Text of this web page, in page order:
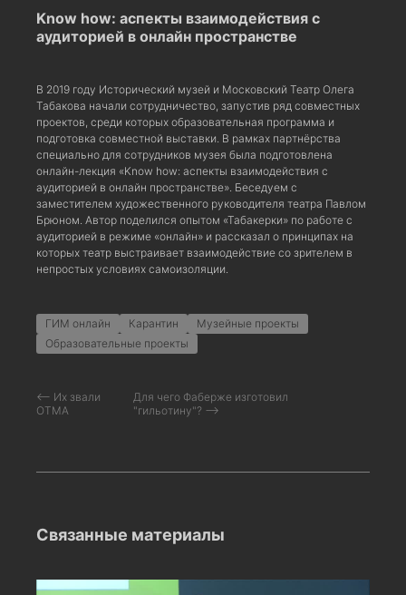
Know how: аспекты взаимодействия с
аудиторией в онлайн пространстве
В 2019 году Исторический музей и Московский Театр Олега
Табакова начали сотрудничество, запустив ряд совместных
проектов, среди которых образовательная программа и
подготовка совместной выставки. В рамках партнёрства
специально для сотрудников музея была подготовлена
онлайн-лекция «Know how: аспекты взаимодействия с
аудиторией в онлайн пространстве». Беседуем с
заместителем художественного руководителя театра Павлом
Брюном. Автор поделился опытом «Табакерки» по работе с
аудиторией в режиме «онлайн» и рассказал о принципах на
которых театр выстраивает взаимодействие со зрителем в
непростых условиях самоизоляции.
ГИМ онлайн Карантин
Музейные проекты
Образовательные проекты
⟵ Их звали
ОТМА
Для чего Фаберже изготовил
"гильотину"? ⟶
Связанные материалы